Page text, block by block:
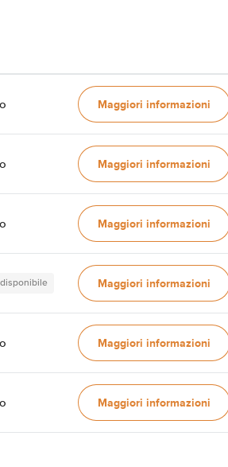
Maggiori informazioni
Maggiori informazioni
Maggiori informazioni
Maggiori informazioni
Maggiori informazioni
Maggiori informazioni